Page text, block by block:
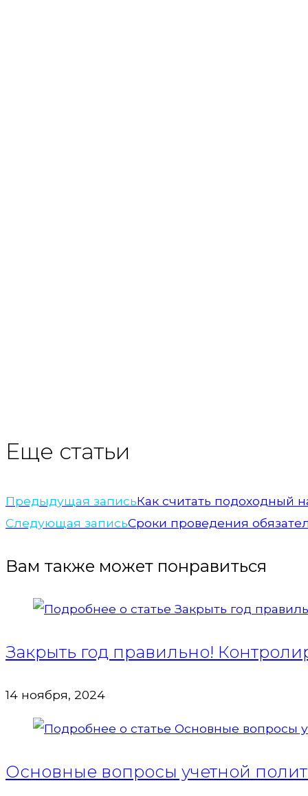
Еще статьи
Предыдущая записьКак считать подоходный
Следующая записьСроки проведения
Вам также может понравиться
Закрыть год правильно!
14 ноября, 2024
Основные вопросы учетной